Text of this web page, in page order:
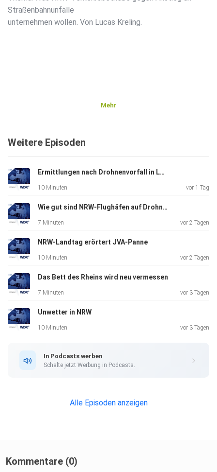
Straßenbahnunfälle
unternehmen wollen. Von Lucas Kreling.
Mehr
Weitere Episoden
Ermittlungen nach Drohnenvorfall in Leipzig/Halle
10 Minuten vor 1 Tag
Wie gut sind NRW-Flughäfen auf Drohnen vorbereitet?
7 Minuten vor 2 Tagen
NRW-Landtag erörtert JVA-Panne
10 Minuten vor 2 Tagen
Das Bett des Rheins wird neu vermessen
7 Minuten vor 3 Tagen
Unwetter in NRW
10 Minuten vor 3 Tagen
In Podcasts werben
Schalte jetzt Werbung in Podcasts.
Alle Episoden anzeigen
Kommentare (0)